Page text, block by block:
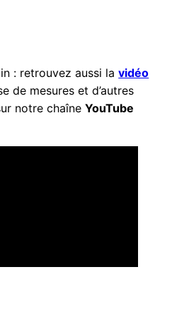
: retrouvez aussi lavidéo
de mesures et d’autres
notre chaîne YouTube